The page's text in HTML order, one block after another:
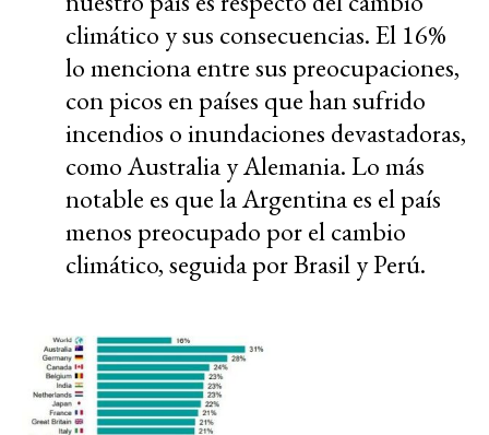
climático y sus consecuencias. El 16%
lo menciona entre sus preocupaciones,
con picos en países que han sufrido
incendios o inundaciones devastadoras,
como Australia y Alemania. Lo más
notable es que la Argentina es el país
menos preocupado por el cambio
climático, seguida por Brasil y Perú.